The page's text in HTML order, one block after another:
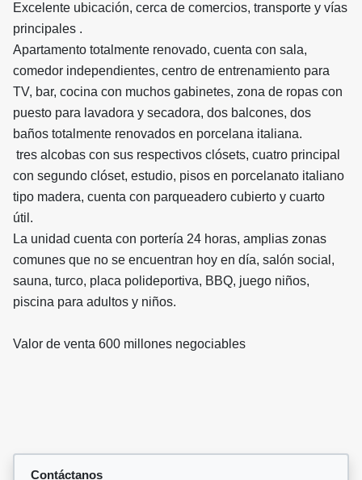
Excelente ubicación, cerca de comercios, transporte y vías
principales .
Apartamento totalmente renovado, cuenta con sala,
comedor independientes, centro de entrenamiento para
TV, bar, cocina con muchos gabinetes, zona de ropas con
puesto para lavadora y secadora, dos balcones, dos
baños totalmente renovados en porcelana italiana.
tres alcobas con sus respectivos clósets, cuatro principal
con segundo clóset, estudio, pisos en porcelanato italiano
tipo madera, cuenta con parqueadero cubierto y cuarto
útil.
La unidad cuenta con portería 24 horas, amplias zonas
comunes que no se encuentran hoy en día, salón social,
sauna, turco, placa polideportiva, BBQ, juego niños,
piscina para adultos y niños.
Valor de venta 600 millones negociables
Contáctanos